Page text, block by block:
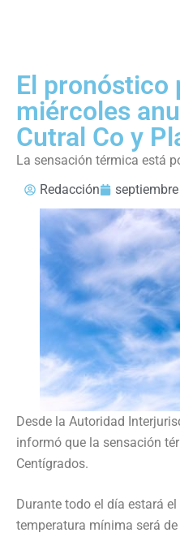
El pronóstico
miércoles
Cutral Co y
La sensación térmica está
Redacción
Desde la Autoridad
informó que la sensación
Centígrados.
Durante todo el día estará
temperatura mínima será